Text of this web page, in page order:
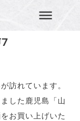
訪れています。
した鹿児島「山
お買い上げいた